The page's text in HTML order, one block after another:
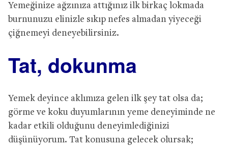
Yemeğinize ağzınıza attığınız ilk birkaç lokmada
burnunuzu elinizle sıkıp nefes almadan yiyeceği
çiğnemeyi deneyebilirsiniz.
Tat, dokunma
Yemek deyince aklımıza gelen ilk şey tat olsa da;
görme ve koku duyumlarının yeme deneyiminde ne
kadar etkili olduğunu deneyimlediğinizi
düşünüyorum. Tat konusuna gelecek olursak;